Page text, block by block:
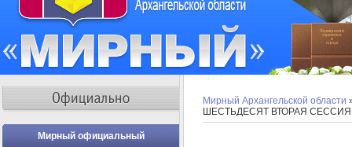
Мирный официальный
Мирный Архангельской области
ШЕСТЬДЕСЯТ ВТОРАЯ